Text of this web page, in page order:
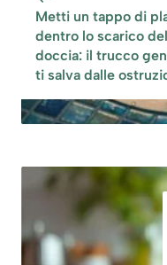
Metti un tappo di
dentro lo scarico
doccia: il trucco
ti salva dalle